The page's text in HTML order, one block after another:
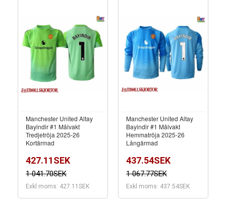
Manchester United Altay
Bayindir #1 Målvakt
Tredjetröja 2025-26
Kortärmad
427.11SEK
1 041.70SEK
Exkl moms: 427.11SEK
Manchester United Altay
Bayindir #1 Målvakt
Hemmatröja 2025-26
Långärmad
437.54SEK
1 067.77SEK
Exkl moms: 437.54SEK